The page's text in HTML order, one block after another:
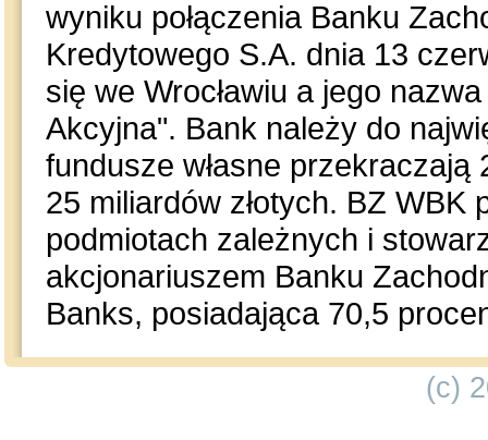
wyniku połączenia Banku
Kredytowego S.A. dnia 13
się we Wrocławiu a jego
Akcyjna". Bank należy do
fundusze własne
25 miliardów złotych. BZ WBK
podmiotach zależnych i
akcjonariuszem Banku
Banks, posiadająca 70,5
(c)